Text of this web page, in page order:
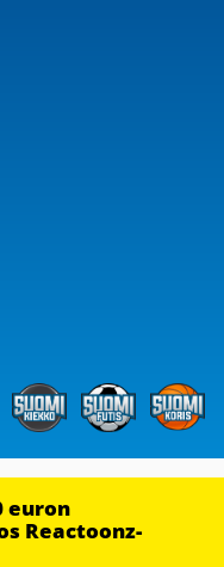
euron
Reactoonz-